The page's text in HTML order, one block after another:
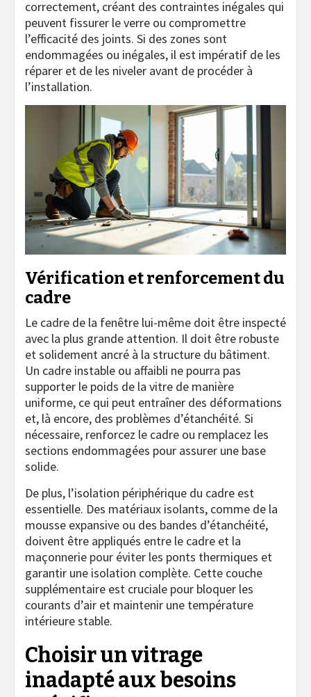
correctement, créant des contraintes inégales qui
peuvent fissurer le verre ou compromettre
l’efficacité des joints. Si des zones sont
endommagées ou inégales, il est impératif de les
réparer et de les niveler avant de procéder à
l’installation.
Vérification et renforcement du
cadre
Le cadre de la fenêtre lui-même doit être inspecté
avec la plus grande attention. Il doit être robuste
et solidement ancré à la structure du bâtiment.
Un cadre instable ou affaibli ne pourra pas
supporter le poids de la vitre de manière
uniforme, ce qui peut entraîner des déformations
et, là encore, des problèmes d’étanchéité. Si
nécessaire, renforcez le cadre ou remplacez les
sections endommagées pour assurer une base
solide.
De plus, l’isolation périphérique du cadre est
essentielle. Des matériaux isolants, comme de la
mousse expansive ou des bandes d’étanchéité,
doivent être appliqués entre le cadre et la
maçonnerie pour éviter les ponts thermiques et
garantir une isolation complète. Cette couche
supplémentaire est cruciale pour bloquer les
courants d’air et maintenir une température
intérieure stable.
Choisir un vitrage
inadapté aux besoins